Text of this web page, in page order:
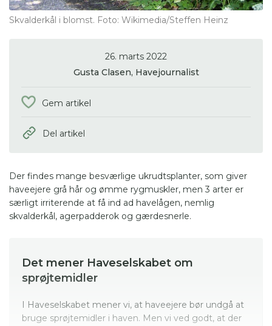
Skvalderkål i blomst. Foto: Wikimedia/Steffen Heinz
Der findes mange besværlige ukrudtsplanter, som giver
haveejere grå hår og ømme rygmuskler, men 3 arter er
særligt irriterende at få ind ad havelågen, nemlig
skvalderkål, agerpadderok og gærdesnerle.
Det mener Haveselskabet om
sprøjtemidler
I Haveselskabet mener vi, at haveejere bør undgå at
bruge sprøjtemidler i haven. Men vi ved godt, at der
26. marts 2022
Gusta Clasen, Havejournalist
Gem artikel
Del artikel